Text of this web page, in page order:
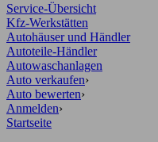
Service-Übersicht
Kfz-Werkstätten
Autohäuser und Händler
Autoteile-Händler
Autowaschanlagen
Auto verkaufen›
Auto bewerten›
Anmelden›
Startseite